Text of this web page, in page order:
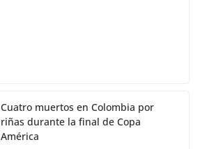
Cuatro muertos en Colombia por
riñas durante la final de Copa
América